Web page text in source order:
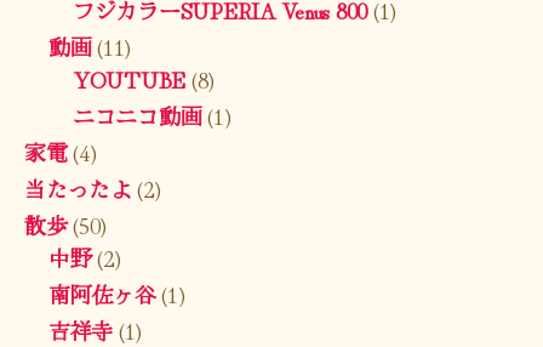
フジカラーSUPERIA Venus 800(1)
動画(11)
YOUTUBE(8)
ニコニコ動画(1)
家電(4)
当たったよ(2)
散歩(50)
中野(2)
南阿佐ヶ谷(1)
吉祥寺(1)